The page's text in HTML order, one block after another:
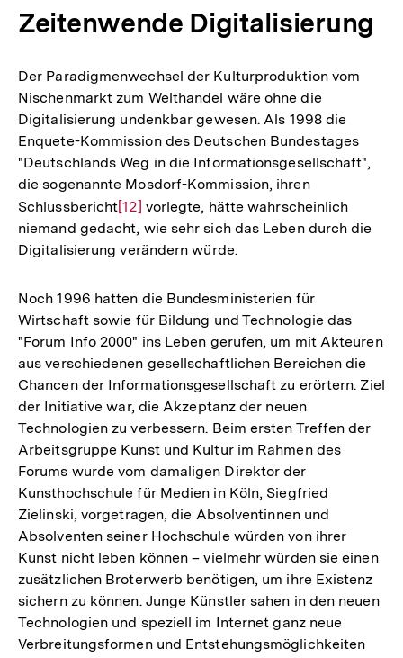
Zeitenwende Digitalisierung
Der Paradigmenwechsel der Kulturproduktion vom
Nischenmarkt zum Welthandel wäre ohne die
Digitalisierung undenkbar gewesen. Als 1998 die
Enquete-Kommission des Deutschen Bundestages
"Deutschlands Weg in die Informationsgesellschaft",
die sogenannte Mosdorf-Kommission, ihren
SchlussberichtZur
Auflösung
der
[12] vorlegte, hätte wahrscheinlich
niemand gedacht, wie sehr sich das Leben durch die
Digitalisierung verändern würde.
Noch 1996 hatten die Bundesministerien für
Wirtschaft sowie für Bildung und Technologie das
"Forum Info 2000" ins Leben gerufen, um mit Akteuren
aus verschiedenen gesellschaftlichen Bereichen die
Chancen der Informationsgesellschaft zu erörtern. Ziel
der Initiative war, die Akzeptanz der neuen
Technologien zu verbessern. Beim ersten Treffen der
Arbeitsgruppe Kunst und Kultur im Rahmen des
Forums wurde vom damaligen Direktor der
Kunsthochschule für Medien in Köln, Siegfried
Zielinski, vorgetragen, die Absolventinnen und
Absolventen seiner Hochschule würden von ihrer
Kunst nicht leben können – vielmehr würden sie einen
zusätzlichen Broterwerb benötigen, um ihre Existenz
sichern zu können. Junge Künstler sahen in den neuen
Technologien und speziell im Internet ganz neue
Verbreitungsformen und Entstehungsmöglichkeiten